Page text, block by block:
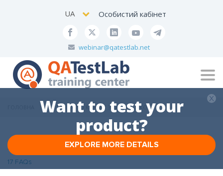
webinar@qatestlab.net
UA Особистий кабінет
Want to test your
product?
EXPLORE MORE DETAILS
ПИТАННЯ ПО КУРСАХ З АНГЛІЙСЬКОЇ
Питання по курсах з англійської
17 FAQs